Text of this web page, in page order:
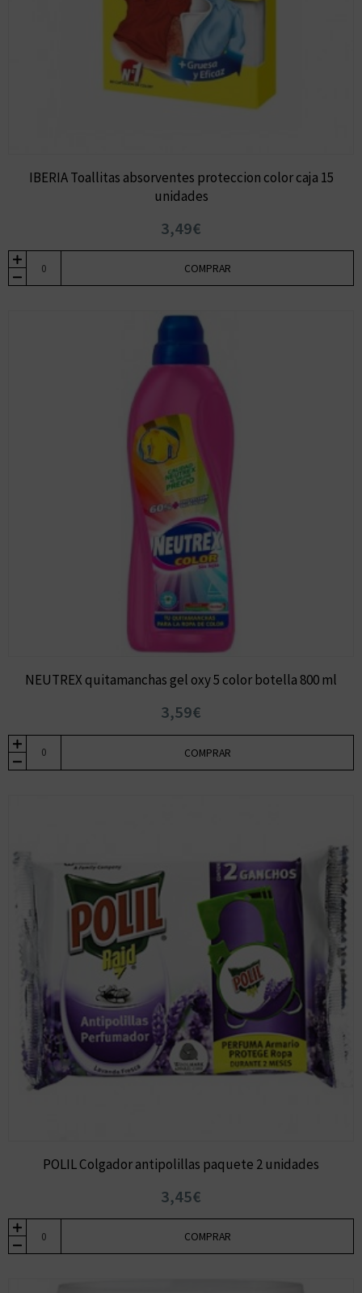
IBERIA Toallitas absorventes proteccion color caja 15
unidades
3,49€
COMPRAR
NEUTREX quitamanchas gel oxy 5 color botella 800 ml
3,59€
COMPRAR
POLIL Colgador antipolillas paquete 2 unidades
3,45€
COMPRAR